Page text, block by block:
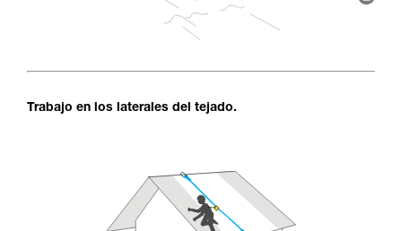
Trabajo en los laterales del tejado.